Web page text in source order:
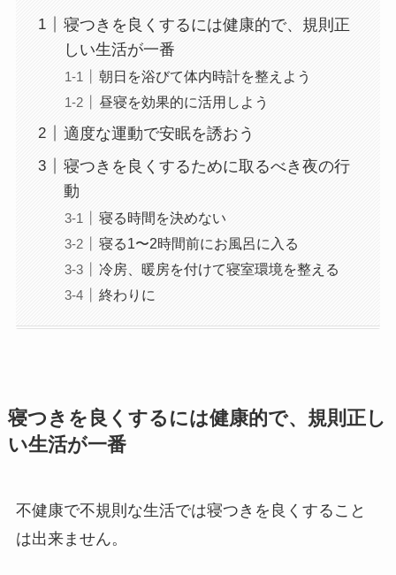
寝つきを良くするには健康的で、規則正
しい生活が一番
朝日を浴びて体内時計を整えよう
昼寝を効果的に活用しよう
適度な運動で安眠を誘おう
寝つきを良くするために取るべき夜の行
動
寝る時間を決めない
寝る1〜2時間前にお風呂に入る
冷房、暖房を付けて寝室環境を整える
終わりに
寝つきを良くするには健康的で、規則正し
い生活が一番
不健康で不規則な生活では寝つきを良くすること
は出来ません。